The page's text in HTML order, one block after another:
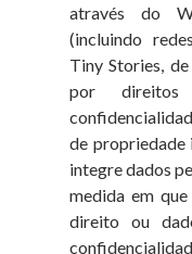
através do
(incluindo
Tiny Stories,
por
de propriedade
integre dados
medida em
direito ou